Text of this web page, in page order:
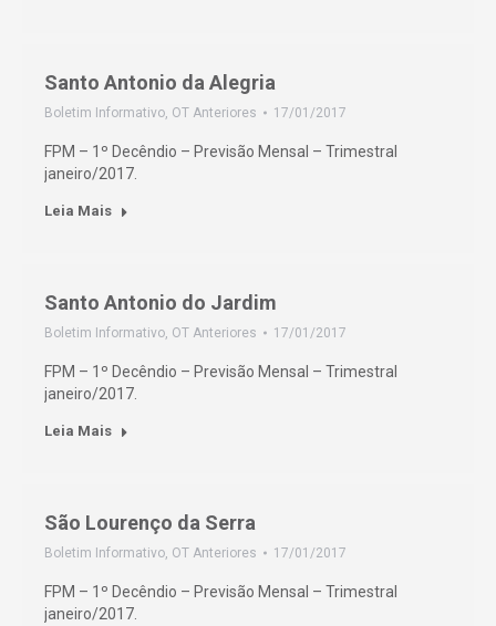
Santo Antonio da Alegria
Boletim Informativo, OT Anteriores 17/01/2017
FPM – 1º Decêndio – Previsão Mensal – Trimestral
janeiro/2017.
Leia Mais
Santo Antonio do Jardim
Boletim Informativo, OT Anteriores 17/01/2017
FPM – 1º Decêndio – Previsão Mensal – Trimestral
janeiro/2017.
Leia Mais
São Lourenço da Serra
Boletim Informativo, OT Anteriores 17/01/2017
FPM – 1º Decêndio – Previsão Mensal – Trimestral
janeiro/2017.